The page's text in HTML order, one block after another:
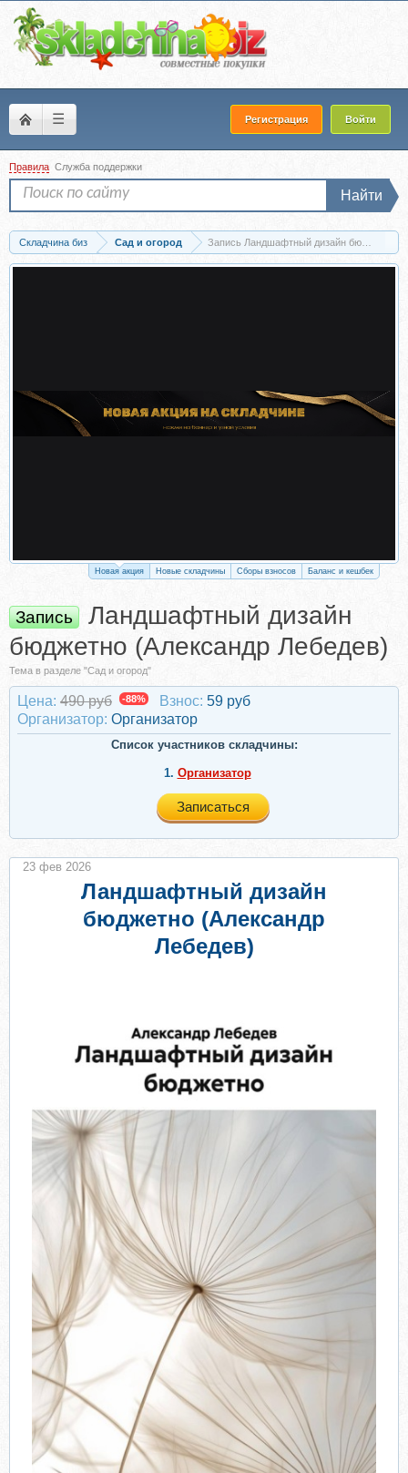
☰ Регистрация Войти
Правила Служба поддержки
Найти
Складчина биз Сад и огород Запись Ландшафтный дизайн бюджетно
Новая акция Новые складчины Сборы взносов Баланс и кешбек
Запись
Ландшафтный дизайн
бюджетно (Александр Лебедев)
Тема в разделе "Сад и огород"
Цена: 490 руб -88% Взнос: 59 руб
Организатор: Организатор
Список участников складчины:
1. Организатор
Записаться
Ландшафтный дизайн
бюджетно (Александр
Лебедев)
23 фев 2026